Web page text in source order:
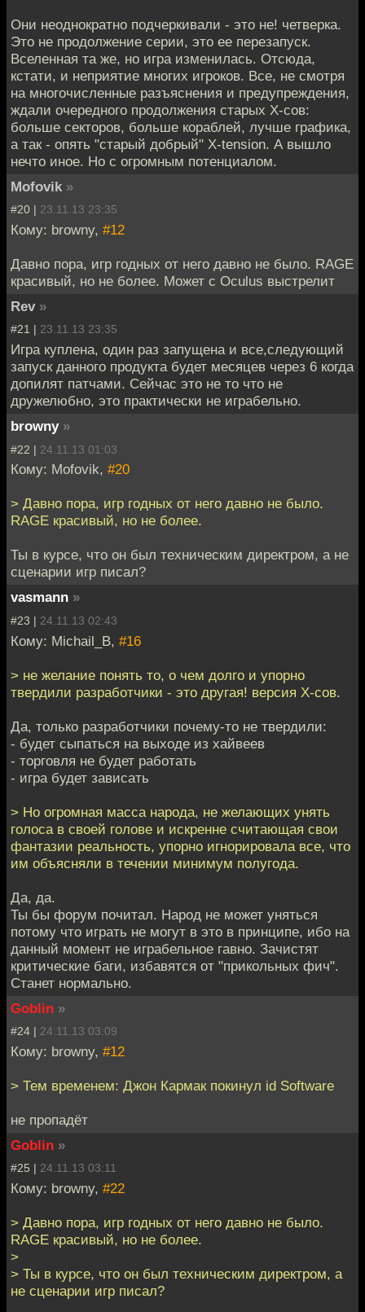
Они неоднократно подчеркивали - это не! четверка.
Это не продолжение серии, это ее перезапуск.
Вселенная та же, но игра изменилась. Отсюда,
кстати, и неприятие многих игроков. Все, не смотря
на многочисленные разъяснения и предупреждения,
ждали очередного продолжения старых Х-сов:
больше секторов, больше кораблей, лучше графика,
а так - опять "старый добрый" X-tension. А вышло
нечто иное. Но с огромным потенциалом.
Mofovik »
#20 | 23.11.13 23:35
Кому: browny, #12
Давно пора, игр годных от него давно не было. RAGE
красивый, но не более. Может с Oculus выстрелит
Rev »
#21 | 23.11.13 23:35
Игра куплена, один раз запущена и все,следующий
запуск данного продукта будет месяцев через 6 когда
допилят патчами. Сейчас это не то что не
дружелюбно, это практически не играбельно.
browny »
#22 | 24.11.13 01:03
Кому: Mofovik, #20
> Давно пора, игр годных от него давно не было.
RAGE красивый, но не более.
Ты в курсе, что он был техническим директром, а не
сценарии игр писал?
vasmann »
#23 | 24.11.13 02:43
Кому: Michail_B, #16
> не желание понять то, о чем долго и упорно
твердили разработчики - это другая! версия Х-сов.
Да, только разработчики почему-то не твердили:
- будет сыпаться на выходе из хайвеев
- торговля не будет работать
- игра будет зависать
> Но огромная масса народа, не желающих унять
голоса в своей голове и искренне считающая свои
фантазии реальность, упорно игнорировала все, что
им объясняли в течении минимум полугода.
Да, да.
Ты бы форум почитал. Народ не может уняться
потому что играть не могут в это в принципе, ибо на
данный момент не играбельное гавно. Зачистят
критические баги, избавятся от "прикольных фич".
Станет нормально.
Goblin »
#24 | 24.11.13 03:09
Кому: browny, #12
> Тем временем: Джон Кармак покинул id Software
не пропадёт
Goblin »
#25 | 24.11.13 03:11
Кому: browny, #22
> Давно пора, игр годных от него давно не было.
RAGE красивый, но не более.
>
> Ты в курсе, что он был техническим директром, а
не сценарии игр писал?